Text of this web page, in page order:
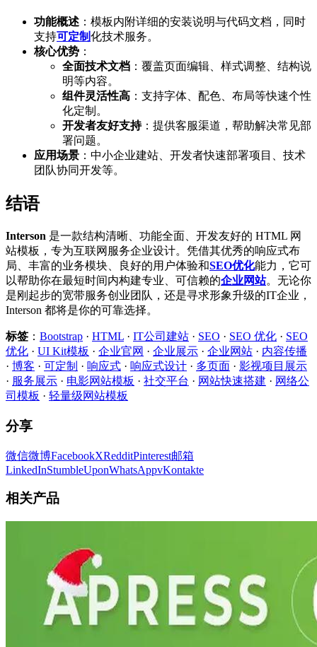
功能概述 ：模板内附详细的安装说明与代码文档，同时
支持可定制化技术服务。
核心优势 ：
全面技术文档 ：覆盖页面编辑、样式调整、结构说
明等内容。
组件灵活性高 ：支持字体、配色、布局等快速个性
化定制。
开发者友好支持：提供客服渠道，帮助解决常见部
署问题。
应用场景 ：中小企业建站、开发者快速部署项目、技术
团队协同开发等。
结语
Interson 是一款结构清晰、功能全面、开发友好的 HTML 网
站模板，专为互联网服务企业设计。凭借其优秀的响应式布
局、丰富的业务模块、良好的用户体验和SEO优化能力，它可
以帮助你在最短时间内构建专业、可信赖的企业网站。无论你
是刚起步的宽带服务创业团队，还是寻求形象升级的IT企业，
Interson 都将是你的可靠选择。
标签 ： Bootstrap · HTML · IT公司建站 · SEO · SEO 优化 · SEO
优化 · UI Kit模板 · 企业官网 · 企业展示 · 企业网站 · 内容传播
· 博客 · 可定制 · 响应式 · 响应式设计 · 多页面 · 影视项目展示
· 服务展示 · 电影网站模板 · 社交平台 · 网站快速搭建 · 网络公
司模板 · 轻量级网站模板
分享
微信微博FacebookXRedditPinterest邮箱
LinkedInStumbleUponWhatsAppvKontakte
相关产品